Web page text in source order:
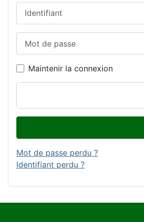
Maintenir la connexion
Mot de passe perdu ?
Identifiant perdu ?